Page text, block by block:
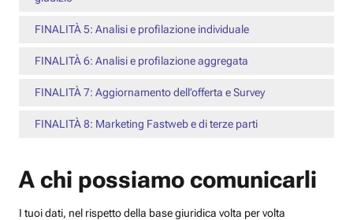
FINALITÀ 5: Analisi e profilazione individuale
FINALITÀ 6: Analisi e profilazione aggregata
FINALITÀ 7: Aggiornamento dell’offerta e Survey
FINALITÀ 8: Marketing Fastweb e di terze parti
A chi possiamo comunicarli
I tuoi dati, nel rispetto della base giuridica volta per volta